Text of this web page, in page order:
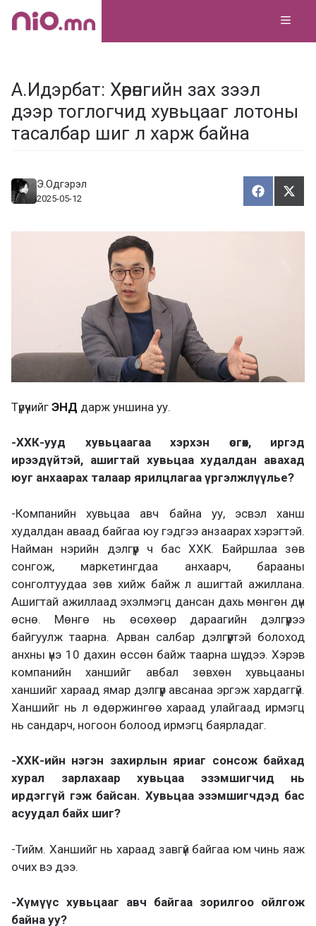
Skip
А.Идэрбат: Хөрөнгийн зах зээл
дээр тоглогчид хувьцааг лотоны
тасалбар шиг л харж байна
Э.Одгэрэл
2025-05-12
Х
у
а
Т
э
Түрүүчийг ЭНД дарж уншина уу.
-ХХК-ууд хувьцаагаа хэрхэн өсгөх, иргэд
ирээдүйтэй, ашигтай хувьцаа худалдан авахад
юуг анхаарах талаар ярилцлагаа үргэлжлүүлье?
-Компанийн хувьцаа авч байна уу, эсвэл ханш
худалдан аваад байгаа юу гэдгээ анзаарах хэрэгтэй.
Найман нэрийн дэлгүүр ч бас ХХК. Байршлаа зөв
сонгож, маркетингдаа анхаарч, барааны
сонголтуудаа зөв хийж байж л ашигтай ажиллана.
Ашигтай ажиллаад эхэлмэгц дансан дахь мөнгөн дүн
өснө. Мөнгө нь өсөхөөр дараагийн дэлгүүрээ
байгуулж таарна. Арван салбар дэлгүүртэй болоход
анхны үнэ 10 дахин өссөн байж таарна шүү дээ. Хэрэв
компанийн ханшийг авбал зөвхөн хувьцааны
ханшийг хараад ямар дэлгүүр авсанаа эргэж хардаггүй.
Ханшийг нь л өдөржингөө хараад улайгаад ирмэгц
нь сандарч, ногоон болоод ирмэгц баярладаг.
-ХХК-ийн нэгэн захирлын яриаг сонсож байхад
хурал зарлахаар хувьцаа эзэмшигчид нь
ирдэггүй гэж байсан. Хувьцаа эзэмшигчдэд бас
асуудал байх шиг?
-Тийм. Ханшийг нь хараад завгүй байгаа юм чинь яаж
очих вэ дээ.
-Хүмүүс хувьцааг авч байгаа зорилгоо ойлгож
байна уу?